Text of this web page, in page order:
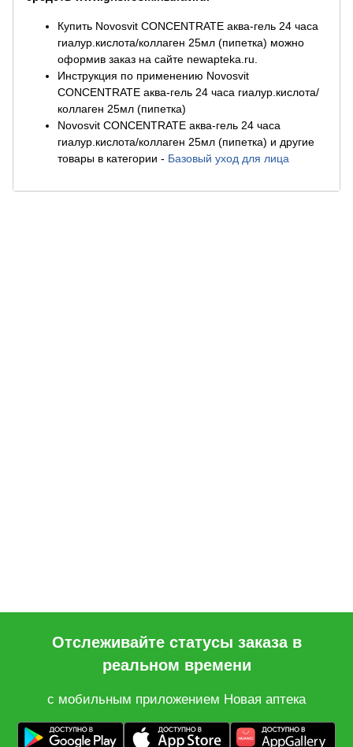
Купить Novosvit CONCENTRATE аква-гель 24 часа
гиалур.кислота/коллаген 25мл (пипетка) можно
оформив заказ на сайте newapteka.ru.
Инструкция по применению Novosvit
CONCENTRATE аква-гель 24 часа гиалур.кислота/
коллаген 25мл (пипетка)
Novosvit CONCENTRATE аква-гель 24 часа
гиалур.кислота/коллаген 25мл (пипетка) и другие
товары в категории - Базовый уход для лица
Отслеживайте статусы заказа в
реальном времени
с мобильным приложением Новая аптека